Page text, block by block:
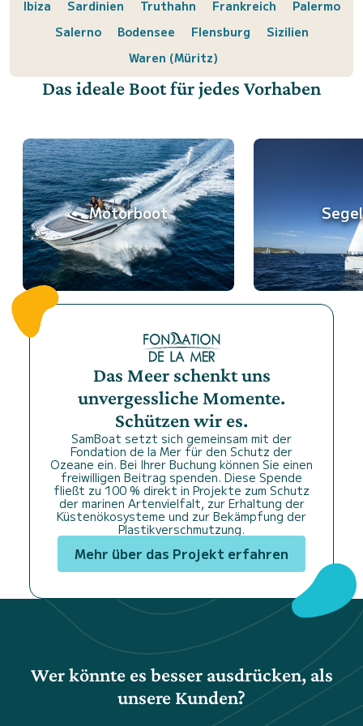
Ibiza Sardinien Truthahn Frankreich
Palermo
Salerno
Bodensee Flensburg
Sizilien
Waren (Müritz)
Das ideale Boot für jedes Vorhaben
Motorboot
Das Meer schenkt uns
unvergessliche Momente.
Schützen wir es.
SamBoat setzt sich gemeinsam mit der
Fondation de la Mer für den Schutz der
Ozeane ein. Bei Ihrer Buchung können Sie einen
freiwilligen Beitrag spenden. Diese Spende
fließt zu 100 % direkt in Projekte zum Schutz
der marinen Artenvielfalt, zur Erhaltung der
Küstenökosysteme und zur Bekämpfung der
Plastikverschmutzung.
Mehr über das Projekt erfahren
Wer könnte es besser ausdrücken, als
unsere Kunden?